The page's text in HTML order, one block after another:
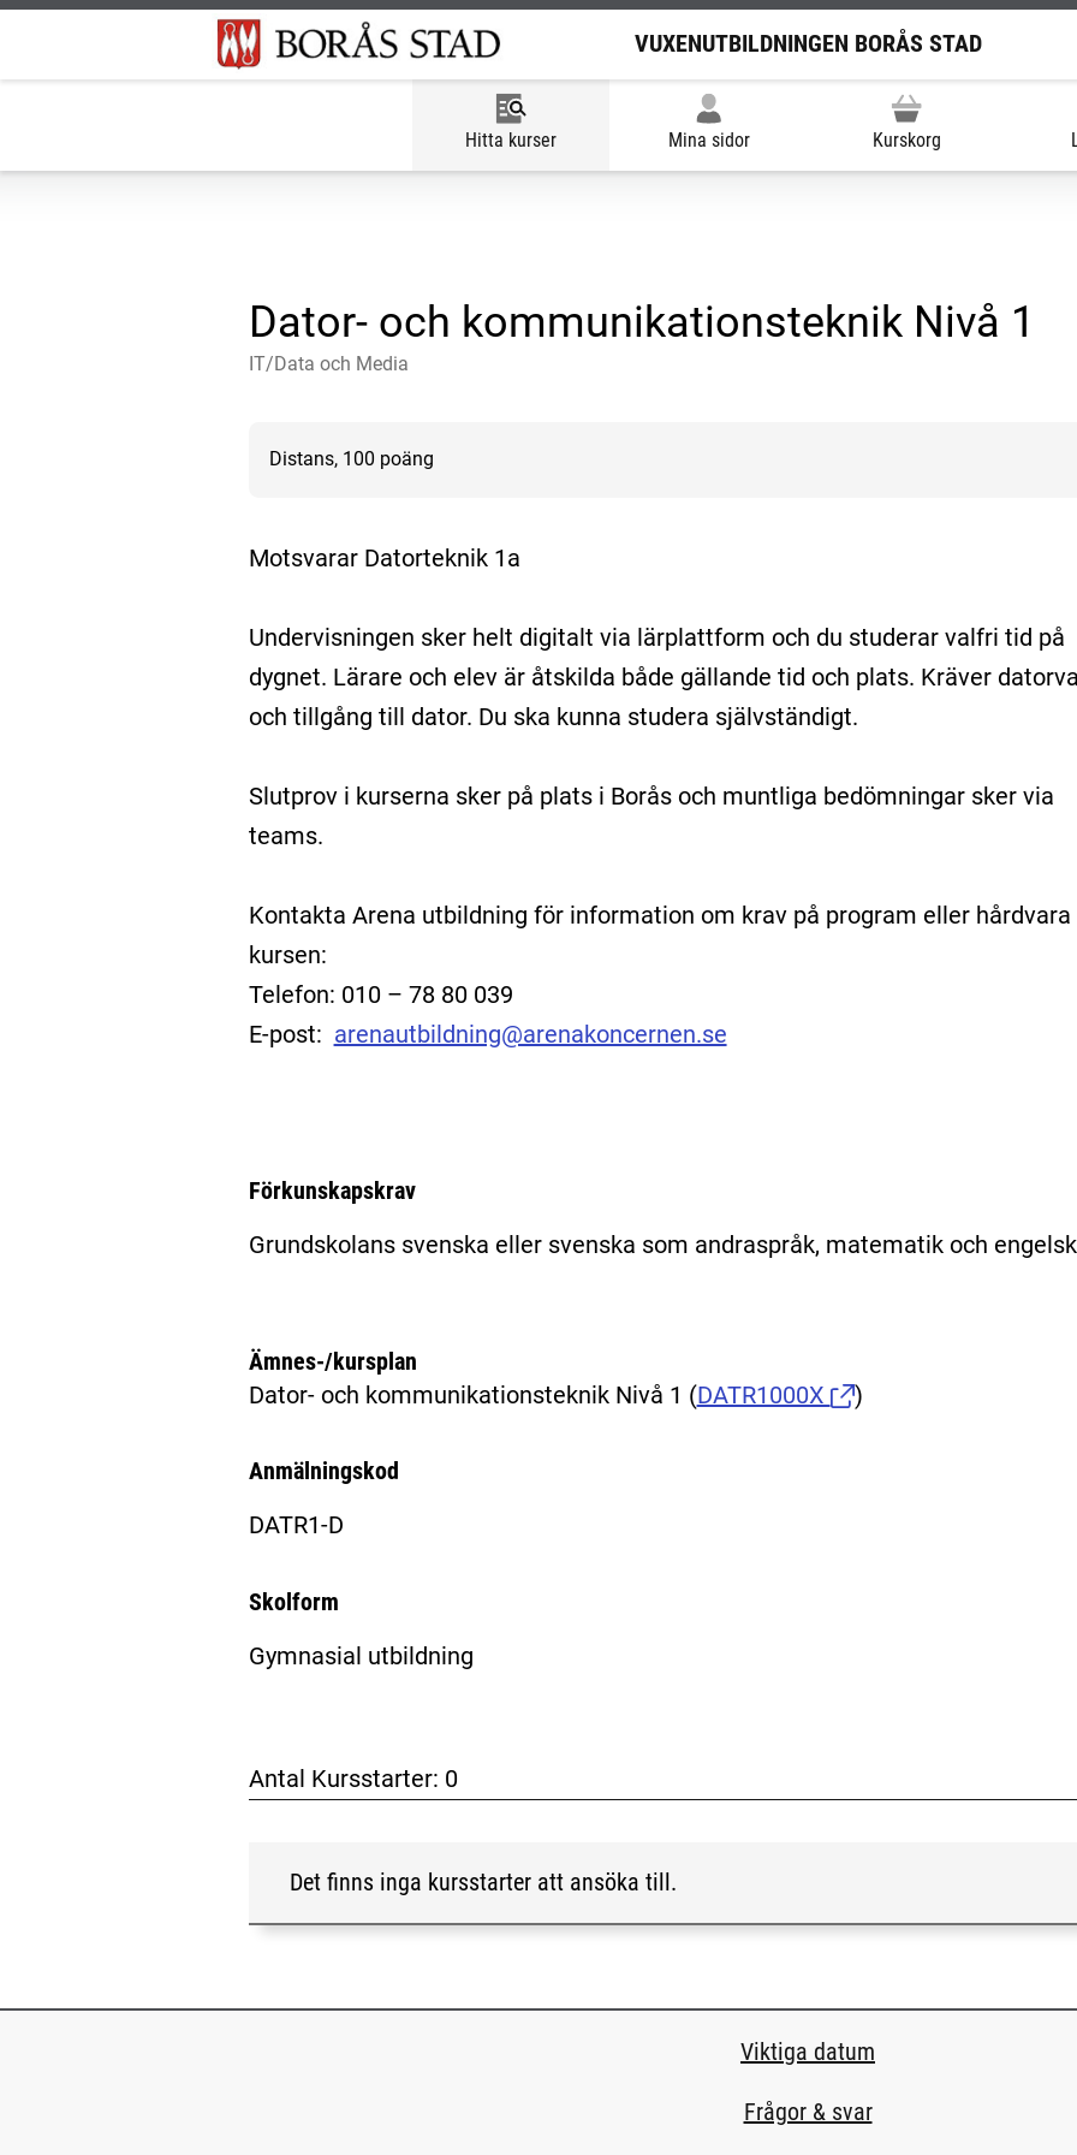
VUXENUTBILDNINGEN BORÅS STAD
Hitta kurser Mina sidor Kurskorg
Dator- och kommunikationsteknik Nivå 1
IT/Data och Media
Distans, 100 poäng
Motsvarar Datorteknik 1a
Undervisningen sker helt digitalt via lärplattform och du studerar valfri tid på
dygnet. Lärare och elev är åtskilda både gällande tid och plats. Kräver
och tillgång till dator. Du ska kunna studera självständigt.
Slutprov i kurserna sker på plats i Borås och muntliga bedömningar sker via
teams.
Kontakta Arena utbildning för information om krav på program eller hårdvara
kursen:
Telefon: 010 – 78 80 039
E-post: arenautbildning@arenakoncernen.se
Förkunskapskrav
Grundskolans svenska eller svenska som andraspråk, matematik och
Ämnes-/kursplan
Dator- och kommunikationsteknik Nivå 1 (DATR1000X )
Anmälningskod
DATR1-D
Skolform
Gymnasial utbildning
Antal Kursstarter: 0
Det finns inga kursstarter att ansöka till.
Viktiga datum
Frågor & svar